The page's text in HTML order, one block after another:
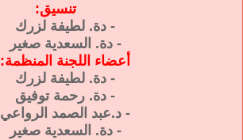
تنسيق:
- دة. لطيفة لزرك
- دة. السعدية صغير
أعضاء اللجنة المنظمة:
- دة. لطيفة لزرك
- دة. رحمة توفيق
- د.عبد الصمد الرواعي
- دة. السعدية صغير